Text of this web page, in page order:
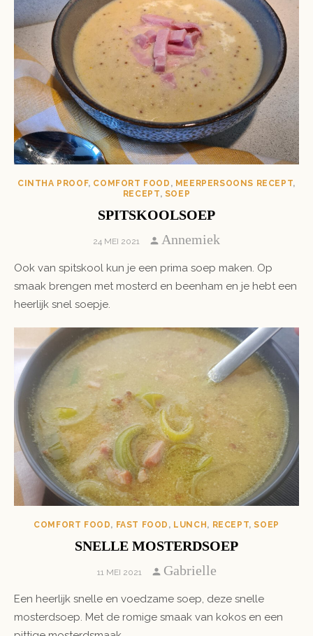
CINTHA PROOF, COMFORT FOOD , MEERPERSOONS RECEPT,
RECEPT, SOEP
SPITSKOOLSOEP
POSTED
24 MEI 2021 Author
Annemiek
Ook van spitskool kun je een prima soep maken. Op
smaak brengen met mosterd en beenham en je hebt een
heerlijk snel soepje.
COMFORT FOOD, FAST FOOD , LUNCH , RECEPT,SOEP
SNELLE MOSTERDSOEP
POSTED
11 MEI 2021 Author
Gabrielle
Een heerlijk snelle en voedzame soep, deze snelle
mosterdsoep. Met de romige smaak van kokos en een